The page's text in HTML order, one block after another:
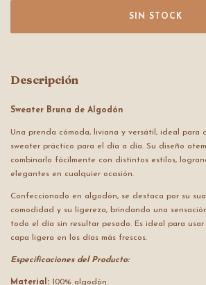
Descripción
Sweater Bruna de Algodón
Una prenda cómoda, liviana y versátil, ideal para
sweater práctico para el día a día. Su diseño
combinarlo fácilmente con distintos estilos,
elegantes en cualquier ocasión.
Confeccionado en algodón, se destaca por su
comodidad y su ligereza, brindando una
todo el día sin resultar pesado. Es ideal para
capa ligera en los días más frescos.
Especificaciones del Producto:
Material: 100% algodón